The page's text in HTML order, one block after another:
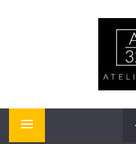
Primary